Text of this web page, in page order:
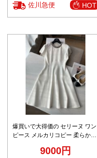
佐川急便 HOT
爆買いで大得価の セリーヌ ワン
ピース メルカリコピー 柔らかい
キラ ホワイト9000円